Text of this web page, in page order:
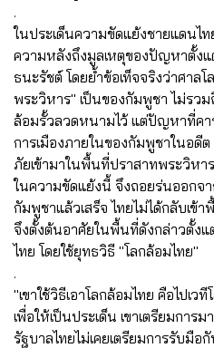
.
ในประเด็นความขัดแย้งชายแดน
ความหลังถึงมูลเหตุของปัญหาตั้ง
ธนะรัชต์ โดยย้ำข้อเท็จจริงว่าศาล
พระวิหาร" เป็นของกัมพูชา ไม่รว
ล้อมรั้วลวดหนามไว้ แต่ปัญหาที่คา
การเมืองภายในของกัมพูชาในอดี
ภัยเข้ามาในพื้นที่ปราสาทพระวิหา
ในความขัดแย้งนี้ จึงถอยร่นออกจ
กัมพูชาแล้วเสร็จ ไทยไม่ได้กลับเข้
จึงตั้งต้นอาศัยในพื้นที่ดังกล่าวตั้ง
ไทย โดยใช้ยุทธวิธี "โลกล้อมไทย"
.
"เขาใช้วิธีเอาโลกล้อมไทย คือไปเ
เพื่อให้เป็นประเด็น เขาเตรียมกา
รัฐบาลไทยไม่เคยเตรียมการรับมือกั